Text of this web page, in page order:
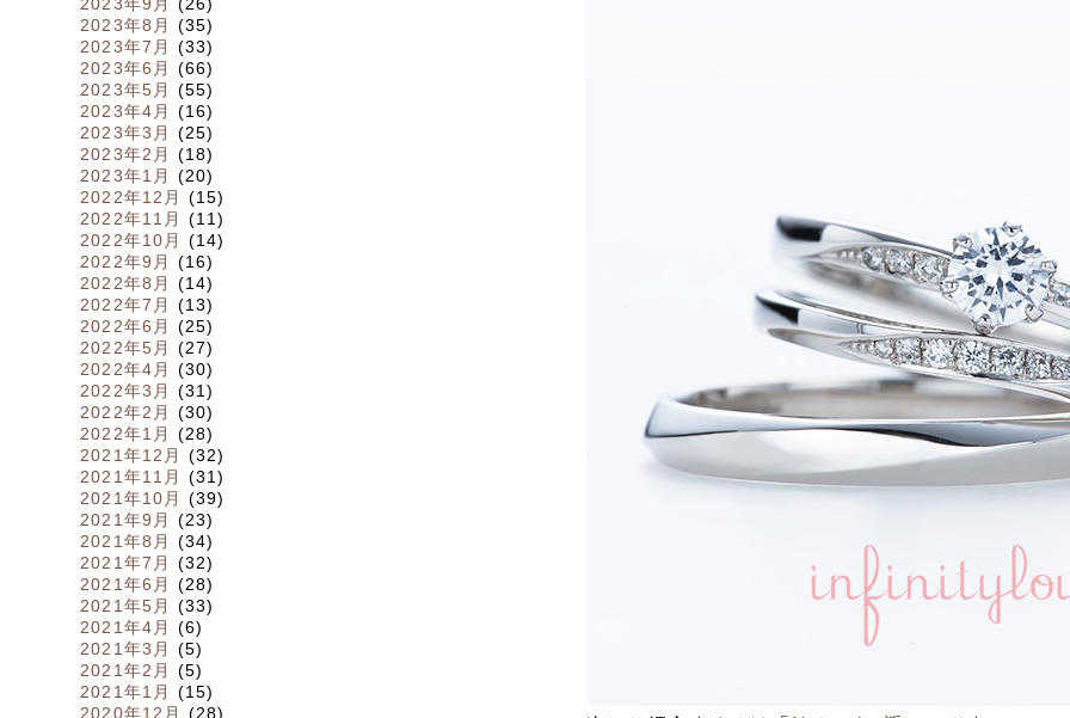
2023年8月
(35)
2023年7月
(33)
2023年6月
(66)
2023年5月
(55)
2023年4月
(16)
2023年3月
(25)
2023年2月
(18)
2023年1月
(20)
2022年12月
(15)
2022年11月
(11)
2022年10月
(14)
2022年9月
(16)
2022年8月
(14)
2022年7月
(13)
2022年6月
(25)
2022年5月
(27)
2022年4月
(30)
2022年3月
(31)
2022年2月
(30)
2022年1月
(28)
2021年12月
(32)
2021年11月
(31)
2021年10月
(39)
2021年9月
(23)
2021年8月
(34)
2021年7月
(32)
2021年6月
(28)
2021年5月
(33)
2021年4月
(6)
2021年3月
(5)
2021年2月
(5)
2021年1月
(15)
2020年12月
(28)